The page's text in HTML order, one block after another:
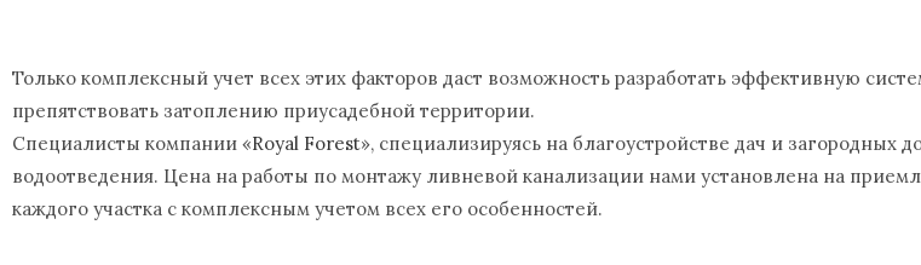
Только комплексный учет всех этих факторов даст возможность разработать эффективную
препятствовать затоплению приусадебной территории.
Специалисты компании «Royal Forest», специализируясь на благоустройстве дач и
водоотведения. Цена на работы по монтажу ливневой канализации нами установлена на
каждого участка с комплексным учетом всех его особенностей.